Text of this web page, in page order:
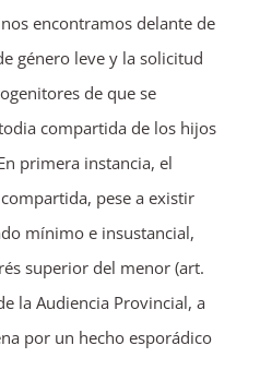
encontramos delante de
género leve y la solicitud
de que se
compartida de los hijos
primera instancia, el
pese a existir
mínimo e insustancial,
superior del menor (art.
la Audiencia Provincial, a
por un hecho esporádico